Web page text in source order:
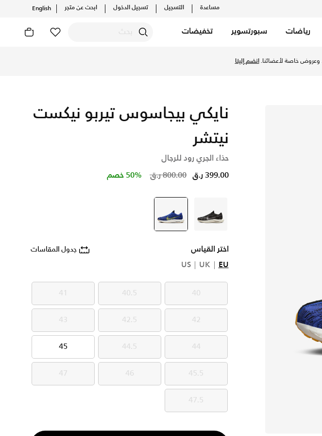
مساعدة التسجيل تسجيل الدخول ابحث عن متجر English
رياضات سبورتسوير تخفيضات
نايكي بيجاسوس تيربو نيكست
نيتشر
حذاء الجري رود للرجال
Price reduced from
800.00 ر.ق to 399.00 ر.ق 50% خصم
أسود selected
أزرق
اختر القياس جدول المقاسات
EU
UK
US
40
40
40.5
40.5
41
41
42
42
42.5
42.5
43
43
44
44
44.5
44.5
45
45
45.5
45.5
46
46
47
47
47.5
47.5